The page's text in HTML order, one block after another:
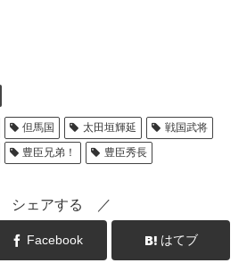
但馬国 太田垣輝延
戦国武将
豊臣兄弟！ 豊臣秀長
シェアする ／
Facebook はてブ